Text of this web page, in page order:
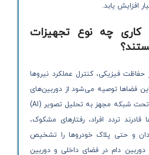
افزایش یابد.
کاری چه نوع تجهیزات
حفاظت فیزیکی، کنترل عملکرد نیروها
این فضاها توصیه می‌شود از دوربین‌های
مداربسته 4K یا دوربین‌های تحت شبکه مجهز به تحلیل تصویر (AI)
تردد افراد، رفتارهای مشکوک،
و حتی پلاک خودروها را تشخیص
دوربین دام در فضای داخلی و دوربین